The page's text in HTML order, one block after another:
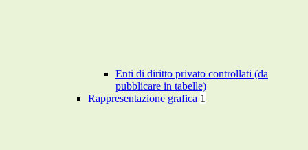
Enti di diritto privato controllati (da
pubblicare in tabelle)
Rappresentazione grafica 1